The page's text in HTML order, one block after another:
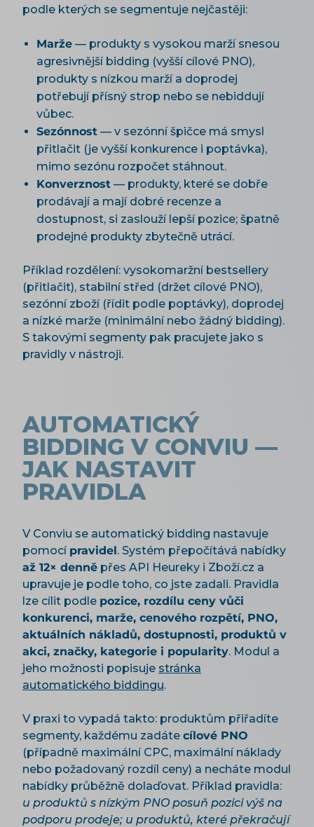
podle kterých se segmentuje nejčastěji:
Marže — produkty s vysokou marží snesou
agresivnější bidding (vyšší cílové PNO),
produkty s nízkou marží a doprodej
potřebují přísný strop nebo se nebiddují
vůbec.
Sezónnost — v sezónní špičce má smysl
přitlačit (je vyšší konkurence i poptávka),
mimo sezónu rozpočet stáhnout.
Konverznost — produkty, které se dobře
prodávají a mají dobré recenze a
dostupnost, si zaslouží lepší pozice; špatně
prodejné produkty zbytečně utrácí.
Příklad rozdělení: vysokomaržní bestsellery
(přitlačit), stabilní střed (držet cílové PNO),
sezónní zboží (řídit podle poptávky), doprodej
a nízké marže (minimální nebo žádný bidding).
S takovými segmenty pak pracujete jako s
pravidly v nástroji.
AUTOMATICKÝ
BIDDING V CONVIU —
JAK NASTAVIT
PRAVIDLA
V Conviu se automatický bidding nastavuje
pomocí pravidel. Systém přepočítává nabídky
až 12× denně přes API Heureky i Zboží.cz a
upravuje je podle toho, co jste zadali. Pravidla
lze cílit podle pozice, rozdílu ceny vůči
konkurenci, marže, cenového rozpětí, PNO,
aktuálních nákladů, dostupnosti, produktů v
akci, značky, kategorie i popularity. Modul a
jeho možnosti popisuje stránka
automatického biddingu.
V praxi to vypadá takto: produktům přiřadíte
segmenty, každému zadáte cílové PNO
(případně maximální CPC, maximální náklady
nebo požadovaný rozdíl ceny) a necháte modul
nabídky průběžně dolaďovat. Příklad pravidla:
u produktů s nízkým PNO posuň pozici výš na
podporu prodeje; u produktů, které překračují